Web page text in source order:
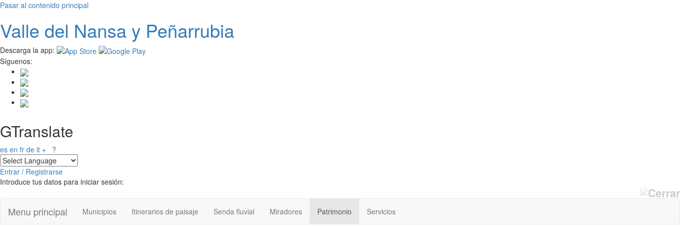
Pasar al contenido principal
Valle del Nansay Peñarrubia
Descarga la app:
Síguenos:
GTranslate
es en fr de it + ?
Entrar / Registrarse
Introduce tus datos para iniciar sesión:
Menu principal Municipios Itinerarios de paisaje Senda fluvial Miradores Patrimonio Servicios